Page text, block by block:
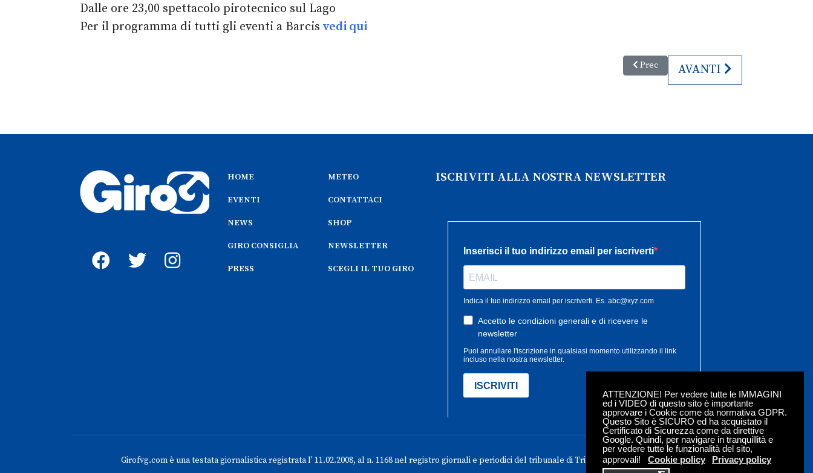
ATTENZIONE! Per vedere tutte le IMMAGINI
ed i VIDEO di questo sito è importante
approvare i Cookie come da normativa GDPR.
Questo Sito è SICURO ed ha acquistato il
Certificato di Sicurezza come da direttive
Google. Quindi, per navigare in tranquillità e
per vedere tutte le funzionalità del sito,
approvali!
Cookie policy Privacy policy
Dalle ore 23,00 spettacolo pirotecnico sul Lago
Per il programma di tutti gli eventi a Barcis vedi qui
Articolo precedente: Sappamukki. La festa
Prec ARTICOLO
AVANTI
HOME
EVENTI
NEWS
GIRO CONSIGLIA
PRESS
METEO
CONTATTACI
SHOP
NEWSLETTER
SCEGLI IL TUO GIRO
ISCRIVITI ALLA NOSTRA NEWSLETTER
Girofvg.com è una testata giornalistica registrata l' 11.02.2008, al n. 1168 nel registro giornali e periodici del tribunale di Trieste - Iscrizione roc n. 18304